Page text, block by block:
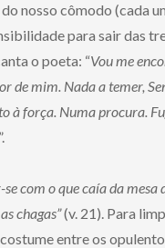
nosso cômodo (cada
para sair das
o poeta: “Vou me
de mim. Nada a temer,
à força. Numa procura.
”.
com o que caía da mesa
chagas”(v. 21). Para
entre os